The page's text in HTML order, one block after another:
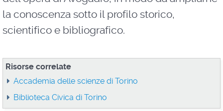
la conoscenza sotto il profilo storico,
scientifico e bibliografico.
Risorse correlate
Accademia delle scienze di Torino
Biblioteca Civica di Torino